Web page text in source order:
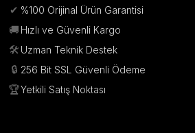
✔ %100 Orijinal Ürün Garantisi
🚚 Hızlı ve Güvenli Kargo
🛠️ Uzman Teknik Destek
🔒 256 Bit SSL Güvenli Ödeme
🏆Yetkili Satış Noktası